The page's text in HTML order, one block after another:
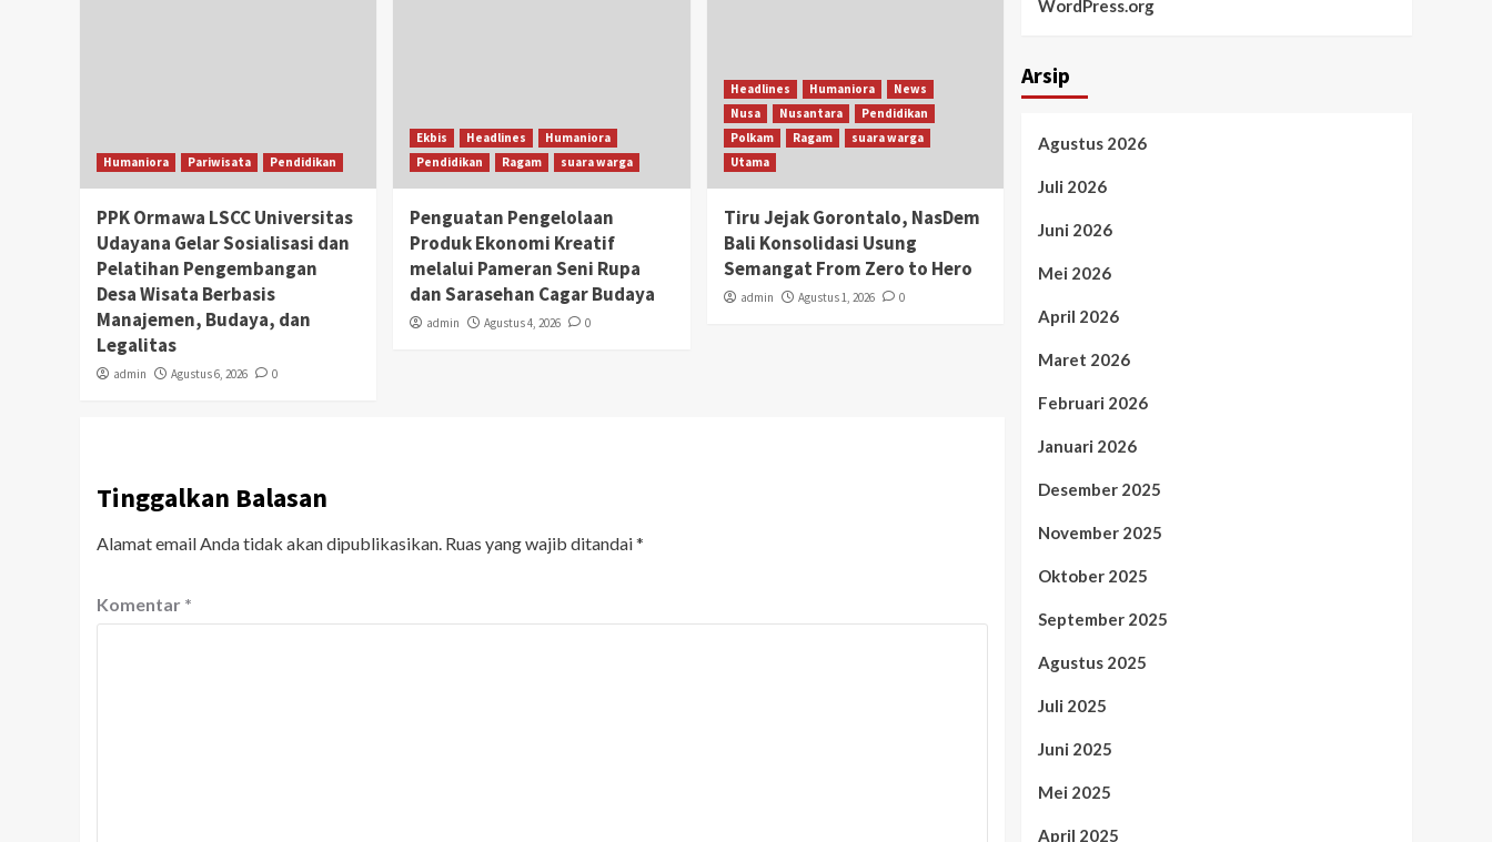
Humaniora Pariwisata Pendidikan
PPK Ormawa LSCC Universitas
Udayana Gelar Sosialisasi dan
Pelatihan Pengembangan
Desa Wisata Berbasis
Manajemen, Budaya, dan
Legalitas
admin Agustus 6, 2026 0
Ekbis Headlines
Humaniora
Pendidikan
Ragam suara warga
Penguatan Pengelolaan
Produk Ekonomi Kreatif
melalui Pameran Seni Rupa
dan Sarasehan Cagar Budaya
admin Agustus 4, 2026 0
Headlines Humaniora
News
Nusa
Nusantara
Pendidikan
Polkam
Ragam
suara warga
Utama
Tiru Jejak Gorontalo, NasDem
Bali Konsolidasi Usung
Semangat From Zero to Hero
admin Agustus 1, 2026 0
Tinggalkan Balasan
Alamat email Anda tidak akan dipublikasikan. Ruas yang wajib ditandai*
Komentar *
WordPress.org
Arsip
Agustus 2026
Juli 2026
Juni 2026
Mei 2026
April 2026
Maret 2026
Februari 2026
Januari 2026
Desember 2025
November 2025
Oktober 2025
September 2025
Agustus 2025
Juli 2025
Juni 2025
Mei 2025
April 2025